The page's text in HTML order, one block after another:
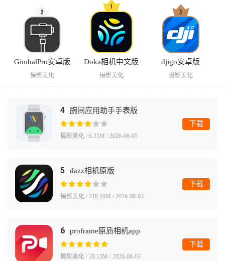
GimbalPro安卓版
摄影美化
Doka相机中文版
摄影美化
djigo安卓版
摄影美化
4 腕间应用助手手表版
摄影美化 / 6.23M / 2026-08-05
下载
5 dazz相机原版
摄影美化 / 218.50M / 2026-08-03
下载
6 proframe原质相机app
摄影美化 / 28.13M / 2026-08-03
下载